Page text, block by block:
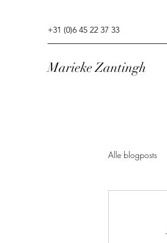
+31 (0)6 45 22 37 33
Marieke Zantingh
Alle blogposts